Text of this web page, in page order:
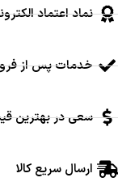
نماد اعتماد
خدمات پس از
سعی در بهترین
ارسال سریع کالا